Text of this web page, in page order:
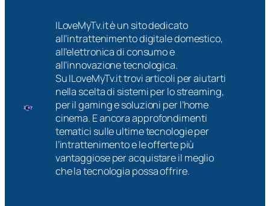
ILoveMyTv.it è un sito dedicato
all’intrattenimento digitale domestico,
all’elettronica di consumo e
all’innovazione tecnologica.
Su ILoveMyTv.it trovi articoli per aiutarti
nella scelta di sistemi per lo streaming,
per il gaming e soluzioni per l’home
cinema. E ancora approfondimenti
tematici sulle ultime tecnologie per
l’intrattenimento e le offerte più
vantaggiose per acquistare il meglio
che la tecnologia possa offrire.